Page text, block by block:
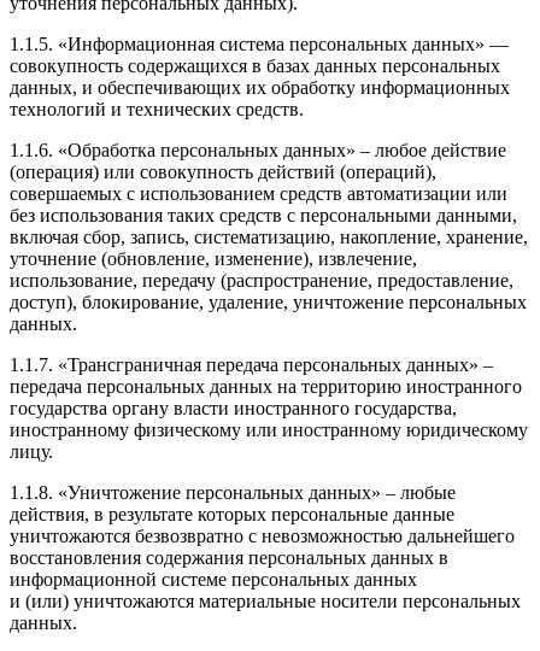
1.1.5. «Информационная система персональных данных» —
совокупность содержащихся в базах данных персональных
данных, и обеспечивающих их обработку информационных
технологий и технических средств.
1.1.6. «Обработка персональных данных» – любое действие
(операция) или совокупность действий (операций),
совершаемых с использованием средств автоматизации или
без использования таких средств с персональными данными,
включая сбор, запись, систематизацию, накопление, хранение,
уточнение (обновление, изменение), извлечение,
использование, передачу (распространение, предоставление,
доступ), блокирование, удаление, уничтожение персональных
данных.
1.1.7. «Трансграничная передача персональных данных» –
передача персональных данных на территорию иностранного
государства органу власти иностранного государства,
иностранному физическому или иностранному юридическому
лицу.
1.1.8. «Уничтожение персональных данных» – любые
действия, в результате которых персональные данные
уничтожаются безвозвратно с невозможностью дальнейшего
восстановления содержания персональных данных в
информационной системе персональных данных
и (или) уничтожаются материальные носители персональных
данных.